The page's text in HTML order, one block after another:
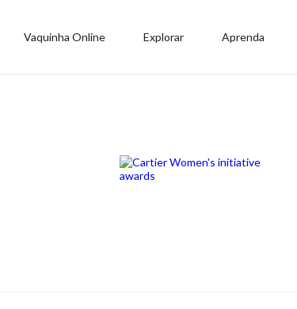
Vaquinha Online Explorar Aprenda